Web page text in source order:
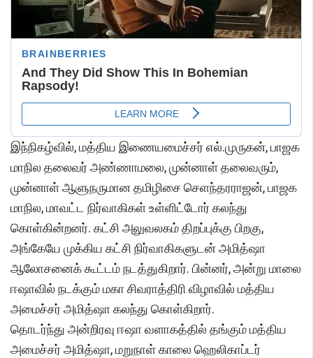
இந்நிகழ்வில், மத்திய இணையமைச்சர் எல்.முருகன், பாஜக
மாநில தலைவர் அண்ணாமலை, முன்னாள் தலைவரும்,
முன்னாள் ஆளுநருமான தமிழிசை செளந்தரராஜன், பாஜக
மாநில, மாவட்ட நிர்வாகிகள் உள்ளிட்டோர் கலந்து
கொள்கின்றனர். கட்சி அலுவலகம் திறப்புக்கு பிறகு,
அங்கேயே முக்கிய கட்சி நிர்வாகிகளுடன் அமித்ஷா
ஆலோசனைக் கூட்டம் நடத்துகிறார். பின்னர், அன்று மாலை
ஈஷாவில் நடக்கும் மகா சிவராத்திரி விழாவில் மத்திய
அமைச்சர் அமித்ஷா கலந்து கொள்கிறார்.
தொடர்ந்து அன்றிரவு ஈஷா வளாகத்தில் தங்கும் மத்திய
அமைச்சர் அமித்ஷா, மறுநாள் காலை ஹெலிகாப்டர்